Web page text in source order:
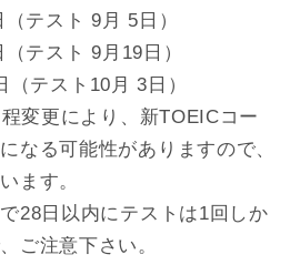
テスト 9月 5日）
テスト 9月19日）
テスト10月 3日）
変更により、新TOEICコー
なる可能性がありますので、
ます。
28日以内にテストは1回しか
ご注意下さい。